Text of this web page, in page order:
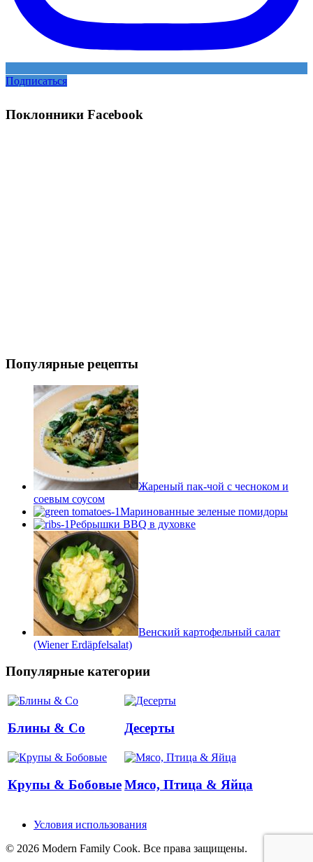
Подписаться
Поклонники Facebook
Популярные рецепты
Жареный пак-чой с чесноком и
соевым соусом
Маринованные зеленые помидоры
Ребрышки BBQ в духовке
Венский картофельный салат
(Wiener Erdäpfelsalat)
Популярные категории
Блины & Co Десерты
Крупы & БобовыеМясо, Птица & Яйца
Условия использования
© 2026 Modern Family Cook. Все права защищены.